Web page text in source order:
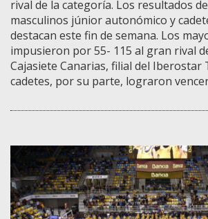
rival de la categoría. Los resultados
masculinos júnior autonómico y
destacan este fin de semana. Los
impusieron por 55- 115 al gran rival
Cajasiete Canarias, filial del Iberostar
cadetes, por su parte, lograron